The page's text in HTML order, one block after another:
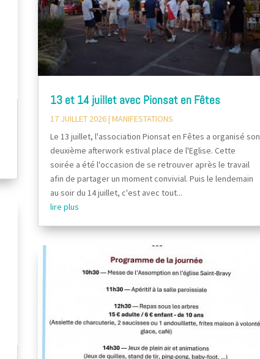
13 et 14 juillet avec Pionsat en Fêtes
17 JUILLET 2026| MANIFESTATIONS
Le 13 juillet, l'association Pionsat en Fêtes a organisé son
deuxième afterwork estival place de l'Eglise. Cette
soirée a été l'occasion de se retrouver après le travail
afin de partager un moment convivial. Puis le lendemain
au soir du 14 juillet, c'est avec tout...
lire plus